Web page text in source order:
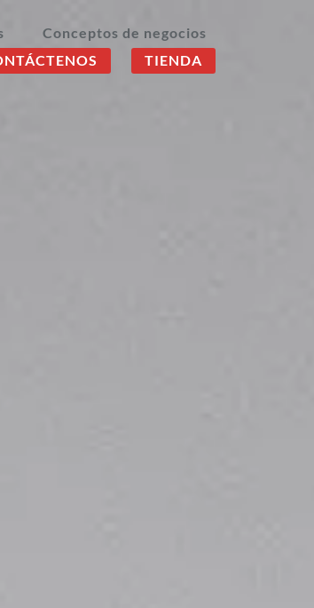
Conceptos de negocios
TIENDA